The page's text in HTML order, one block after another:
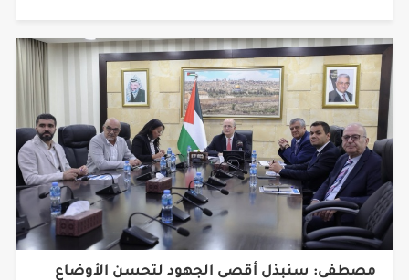
مصطفى: سنبذل أقصى الجهود لتحسن الأوضاع
في قطاع غزة